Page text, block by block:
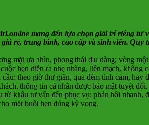
mang đến lựa chọn giải trí riêng tư
rẻ, trung bình, cao cấp và sinh viên.
mặt ưa nhìn, phong thái dịu dàng; vòng
hẹn diễn ra nhẹ nhàng, liền mạch, không
theo giờ thư giãn, qua đêm tình cảm,
thông tin cá nhân được bảo mật tuyệt đối.
từ khâu tư vấn đến phục vụ: phản hồi nhanh,
một buổi hẹn đúng kỳ vọng.